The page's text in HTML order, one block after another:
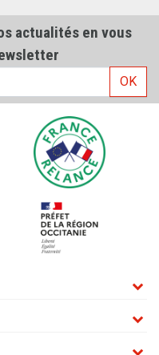
actualités en vous
OK